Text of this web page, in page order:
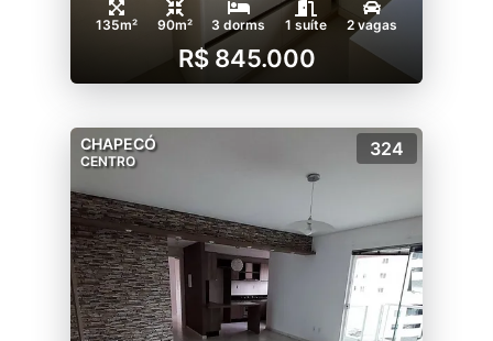
135m² 90m² 3 dorms 1 suíte 2 vagas
R$ 845.000
CHAPECÓ
CENTRO
324